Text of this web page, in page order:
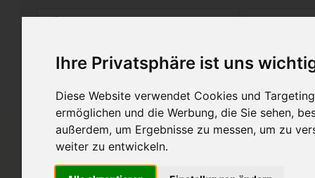
Ihre Privatsphäre ist uns
Diese Website verwendet Cookies und
ermöglichen und die Werbung, die Sie sehen,
außerdem, um Ergebnisse zu messen, um zu
weiter zu entwickeln.
Auf StudyAid.de verkaufen
Startseite Abitur und Hochschule
Over the mountain my true
Die Lösung dient nur als
Bei Fragen könnt ihr mir